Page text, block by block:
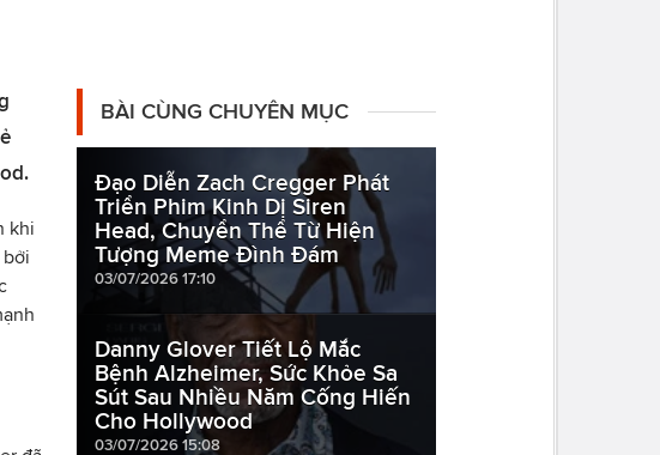
khi
bởi
BÀI CÙNG CHUYÊN MỤC
Đạo Diễn Zach Cregger Phát
Triển Phim Kinh Dị Siren
Head, Chuyển Thể Từ Hiện
Tượng Meme Đình Đám
03/07/2026 17:10
Danny Glover Tiết Lộ Mắc
Bệnh Alzheimer, Sức Khỏe Sa
Sút Sau Nhiều Năm Cống Hiến
Cho Hollywood
03/07/2026 15:08